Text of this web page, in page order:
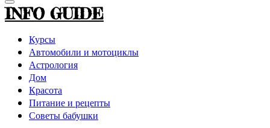
INFO GUIDE
Курсы
Автомобили и мотоциклы
Астрология
Дом
Красота
Питание и рецепты
Советы бабушки